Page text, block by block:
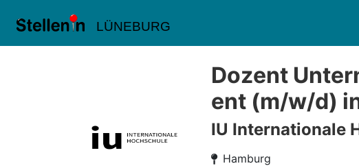
LÜNEBURG
Dozent
ent (m/w/d)
IU Internationale
Hamburg